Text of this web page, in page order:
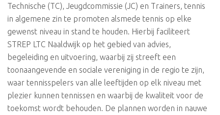
Technische (TC), Jeugdcommissie (JC) en Trainers, tennis
in algemene zin te promoten alsmede tennis op elke
gewenst niveau in stand te houden. Hierbij faciliteert
STREP LTC Naaldwijk op het gebied van advies,
begeleiding en uitvoering, waarbij zij streeft een
toonaangevende en sociale vereniging in de regio te zijn,
waar tennisspelers van alle leeftijden op elk niveau met
plezier kunnen tennissen en waarbij de kwaliteit voor de
toekomst wordt behouden. De plannen worden in nauwe